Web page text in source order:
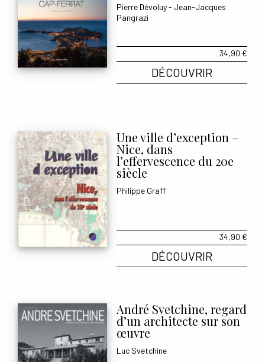
Pierre Dévoluy- Jean-Jacques
Pangrazi
34,90 €
DÉCOUVRIR
Une ville d’exception –
Nice, dans
l’effervescence du 20e
siècle
Philippe Graff
34,90 €
DÉCOUVRIR
André Svetchine, regard
d’un architecte sur son
œuvre
Luc Svetchine